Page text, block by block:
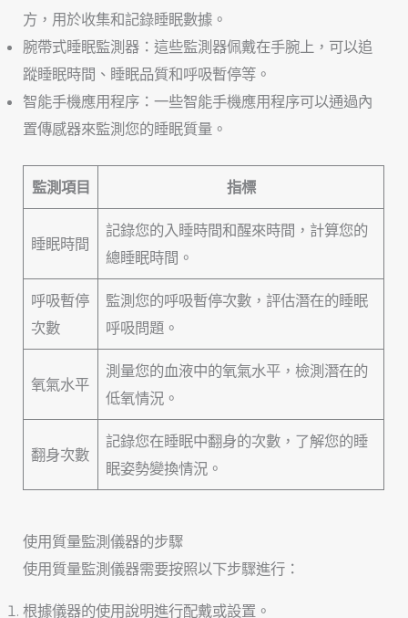
方，用於收集和記錄睡眠數據。
腕帶式睡眠監測器：這些監測器佩戴在手腕上，可以追
蹤睡眠時間、睡眠品質和呼吸暫停等。
智能手機應用程序：一些智能手機應用程序可以通過內
置傳感器來監測您的睡眠質量。
監測項目 指標
睡眠時間
記錄您的入睡時間和醒來時間，計算您的
總睡眠時間。
呼吸暫停
次數
監測您的呼吸暫停次數，評估潛在的睡眠
呼吸問題。
氧氣水平
測量您的血液中的氧氣水平，檢測潛在的
低氧情況。
翻身次數
記錄您在睡眠中翻身的次數，了解您的睡
眠姿勢變換情況。
使用質量監測儀器的步驟
使用質量監測儀器需要按照以下步驟進行：
根據儀器的使用說明進行配戴或設置。